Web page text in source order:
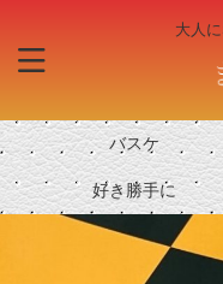
大人
バスケ
好き勝手に